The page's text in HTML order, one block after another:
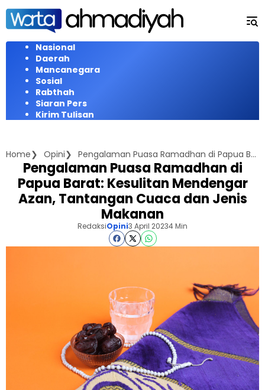
Langsung
konten
Nasional
Daerah
Mancanegara
Sosial
Rabthah
Siaran Pers
Kirim Tulisan
Home Opini Pengalaman Puasa Ramadhan di Papua Barat: Kesulitan Mendengar Azan, Tantangan Cuaca dan Jenis Makanan
Pengalaman Puasa Ramadhan di
Papua Barat: Kesulitan Mendengar
Azan, Tantangan Cuaca dan Jenis
Makanan
RedaksiOpini3 April 20234 Min